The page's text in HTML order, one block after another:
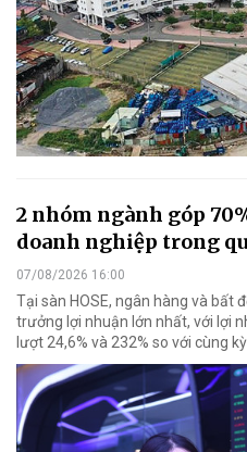
2 nhóm ngành góp
doanh nghiệp trong
07/08/2026 16:00
Tại sàn HOSE, ngân hàng và bất
trưởng lợi nhuận lớn nhất, với lợi
lượt 24,6% và 232% so với cùng